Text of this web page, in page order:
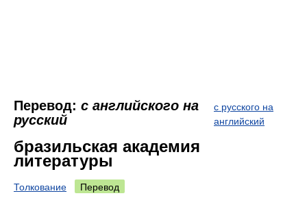
Перевод: с английского на
русский
с русского на
английский
бразильская академия
литературы
Толкование Перевод